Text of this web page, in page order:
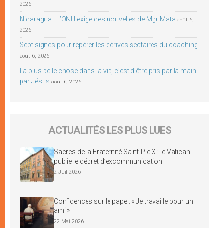
2026
Nicaragua : L’ONU exige des nouvelles de Mgr Mata août 6,
2026
Sept signes pour repérer les dérives sectaires du coaching
août 6, 2026
La plus belle chose dans la vie, c’est d’être pris par la main
par Jésus août 6, 2026
ACTUALITÉS LES PLUS LUES
Sacres de la Fraternité Saint-Pie X : le Vatican
publie le décret d’excommunication
2 Juil 2026
Confidences sur le pape : « Je travaille pour un
ami »
22 Mai 2026